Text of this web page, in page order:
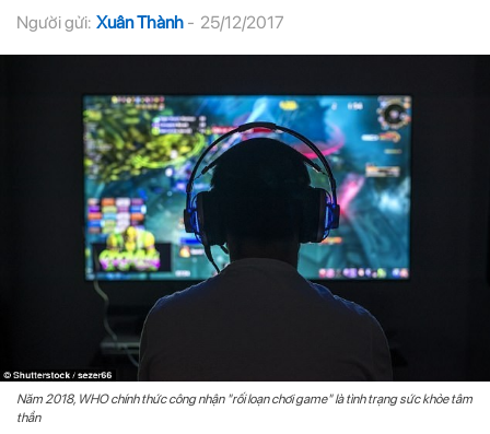
Người gửi: Xuân Thành - 25/12/2017
Năm 2018, WHO chính thức công nhận "rối loạn chơi game" là tình trạng sức khỏe tâm
thần